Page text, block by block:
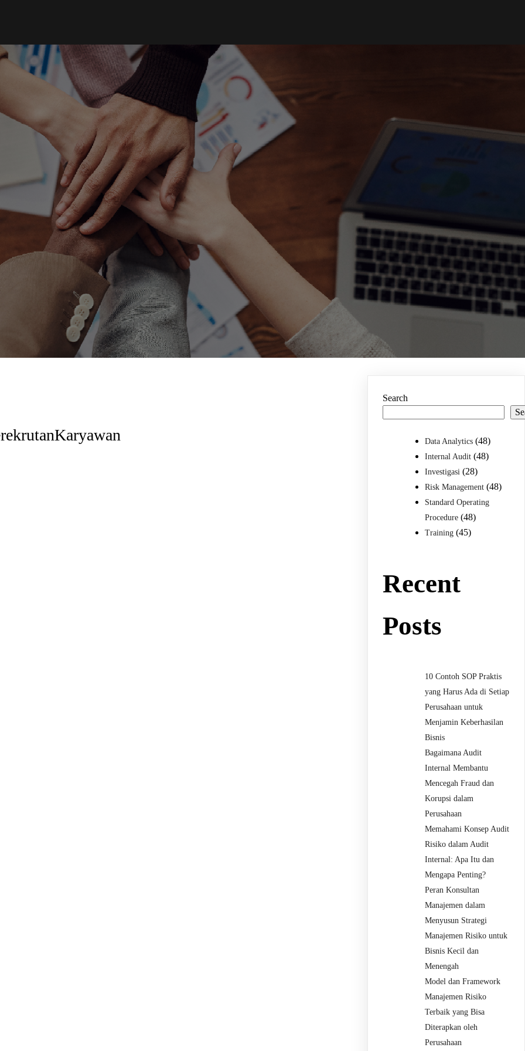
Search
Data Analytics (48)
Internal Audit (48)
Investigasi (28)
Risk Management (48)
Standard Operating
Procedure (48)
Training (45)
Recent
Posts
10 Contoh SOP Praktis
yang Harus Ada di Setiap
Perusahaan untuk
Menjamin Keberhasilan
Bisnis
Bagaimana Audit
Internal Membantu
Mencegah Fraud dan
Korupsi dalam
Perusahaan
Memahami Konsep Audit
Risiko dalam Audit
Internal: Apa Itu dan
Mengapa Penting?
Peran Konsultan
Manajemen dalam
Menyusun Strategi
Manajemen Risiko untuk
Bisnis Kecil dan
Menengah
Model dan Framework
Manajemen Risiko
Terbaik yang Bisa
Diterapkan oleh
Perusahaan